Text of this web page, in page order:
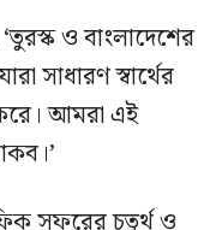
ও বাংলাদেশের
সাধারণ স্বার্থের
আমরা এই